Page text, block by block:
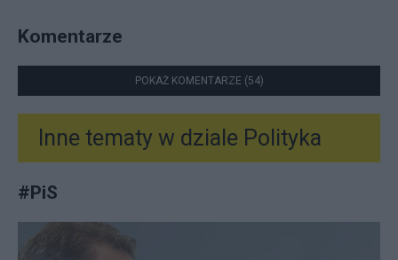
Komentarze
POKAŻ KOMENTARZE (54)
Inne tematy w dziale Polityka
#PiS